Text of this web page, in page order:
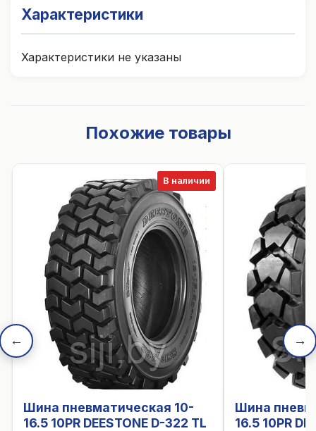
Характеристики
Характеристики не указаны
Похожие товары
←
В наличии
Шина пневматическая 10-
16.5 10PR DEESTONE D-322 TL
Шина
16.5 10PR
→